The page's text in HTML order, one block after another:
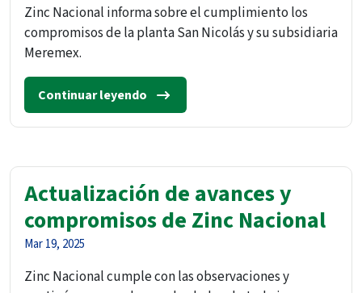
Zinc Nacional informa sobre el cumplimiento los
compromisos de la planta San Nicolás y su subsidiaria
Meremex.
Continuar leyendo
Actualización de avances y
compromisos de Zinc Nacional
Mar 19, 2025
Zinc Nacional cumple con las observaciones y